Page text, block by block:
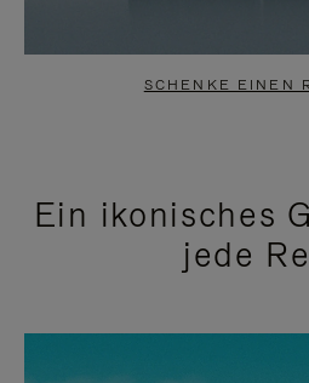
SCHENKE EINEN
Ein ikonisches
jede